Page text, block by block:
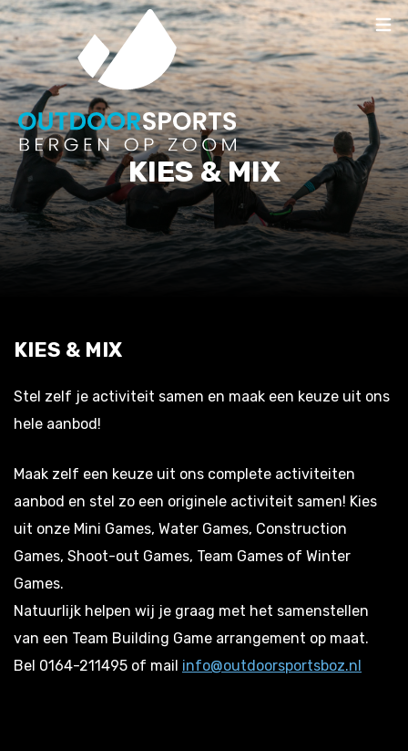
KIES & MIX
KIES & MIX
Stel zelf je activiteit samen en maak een keuze uit ons
hele aanbod!
Maak zelf een keuze uit ons complete activiteiten
aanbod en stel zo een originele activiteit samen! Kies
uit onze Mini Games, Water Games, Construction
Games, Shoot-out Games, Team Games of Winter
Games.
Natuurlijk helpen wij je graag met het samenstellen
van een Team Building Game arrangement op maat.
Bel 0164-211495 of mail info@outdoorsportsboz.nl